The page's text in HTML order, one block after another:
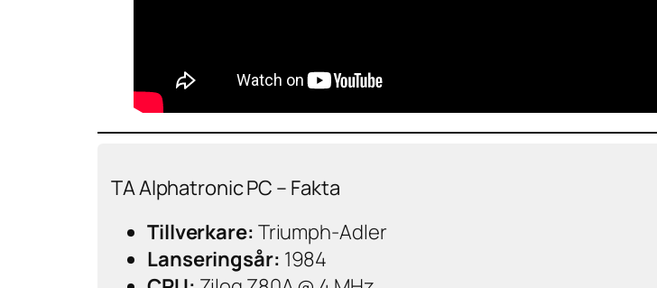
TA Alphatronic PC – Fakta
Tillverkare: Triumph-Adler
Lanseringsår: 1984